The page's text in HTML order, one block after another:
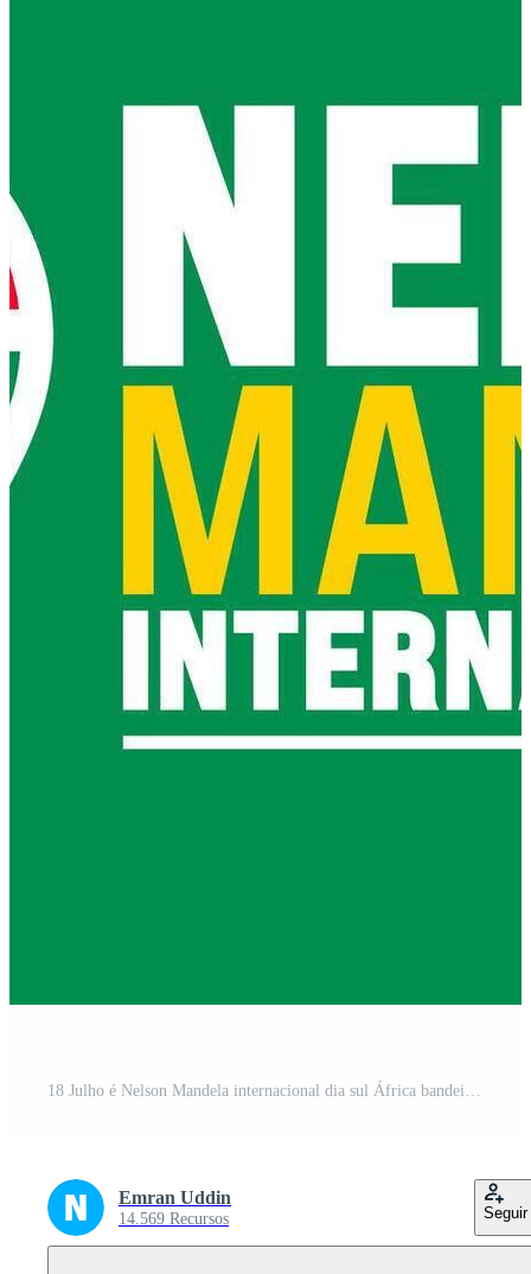
Emran Uddin
14.569 Recursos Seguir